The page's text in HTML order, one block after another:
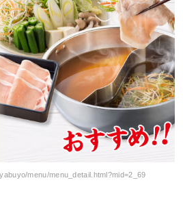
menu/menu_detail.html?mid=2_69